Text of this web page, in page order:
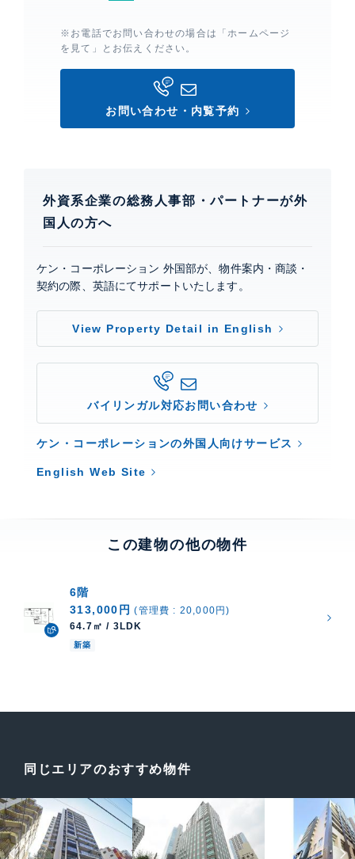
※お電話でお問い合わせの場合は「ホームページ
を見て」とお伝えください。
お問い合わせ・内覧予約
外資系企業の総務人事部・パートナーが外
国人の方へ
ケン・コーポレーション 外国部が、物件案内・商談・
契約の際、英語にてサポートいたします。
View Property Detail in English
バイリンガル対応お問い合わせ
ケン・コーポレーションの外国人向けサービス
English Web Site
この建物の他の物件
6階
313,000円 (管理費 : 20,000円)
64.7㎡ / 3LDK
新築
同じエリアのおすすめ物件